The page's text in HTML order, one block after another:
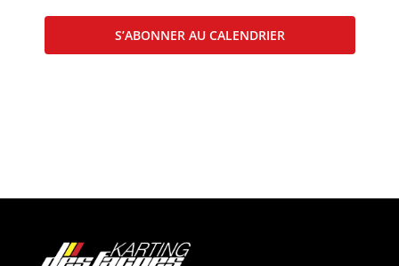
S’ABONNER AU CALENDRIER